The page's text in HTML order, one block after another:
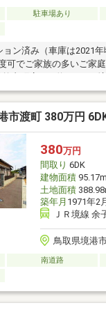
駐車場あり
ョン済み（車庫は2021
可でご家族の多いご家
竹内町店まで約340ｍ、
港店まで約1.6km(車で
市渡町 380万円
380万円
間取り 6DK
建物面積95.17m
土地面積
築年月 1971年2
ＪＲ境線 余
鳥取県境港
南道路